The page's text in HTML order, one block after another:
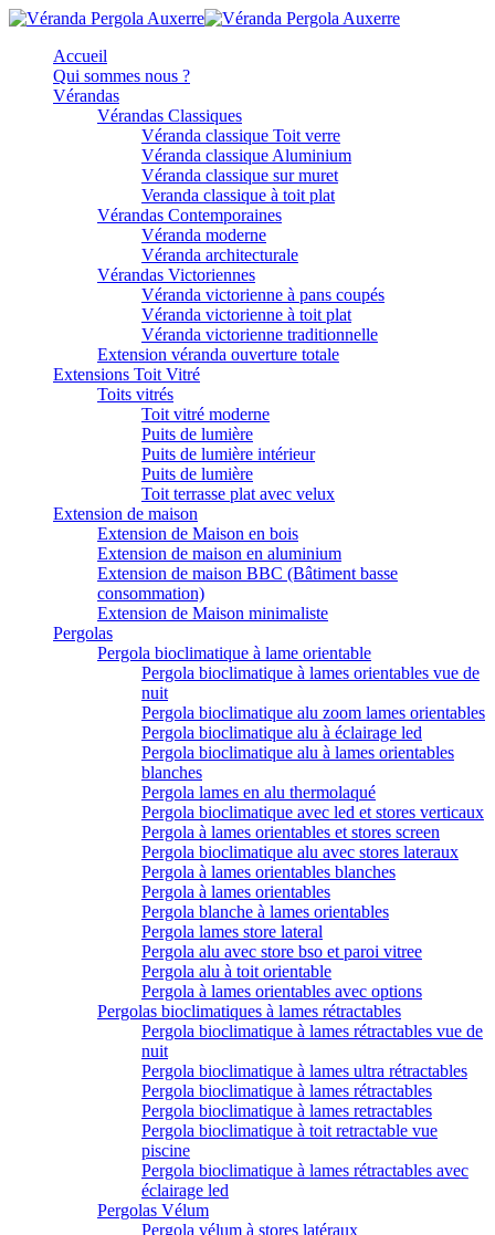
Accueil
Qui sommes nous ?
Vérandas
Vérandas Classiques
Véranda classique Toit verre
Véranda classique Aluminium
Véranda classique sur muret
Veranda classique à toit plat
Vérandas Contemporaines
Véranda moderne
Véranda architecturale
Vérandas Victoriennes
Véranda victorienne à pans coupés
Véranda victorienne à toit plat
Véranda victorienne traditionnelle
Extension véranda ouverture totale
Extensions Toit Vitré
Toits vitrés
Toit vitré moderne
Puits de lumière
Puits de lumière intérieur
Puits de lumière
Toit terrasse plat avec velux
Extension de maison
Extension de Maison en bois
Extension de maison en aluminium
Extension de maison BBC (Bâtiment basse
consommation)
Extension de Maison minimaliste
Pergolas
Pergola bioclimatique à lame orientable
Pergola bioclimatique à lames orientables vue de
nuit
Pergola bioclimatique alu zoom lames orientables
Pergola bioclimatique alu à éclairage led
Pergola bioclimatique alu à lames orientables
blanches
Pergola lames en alu thermolaqué
Pergola bioclimatique avec led et stores verticaux
Pergola à lames orientables et stores screen
Pergola bioclimatique alu avec stores lateraux
Pergola à lames orientables blanches
Pergola à lames orientables
Pergola blanche à lames orientables
Pergola lames store lateral
Pergola alu avec store bso et paroi vitree
Pergola alu à toit orientable
Pergola à lames orientables avec options
Pergolas bioclimatiques à lames rétractables
Pergola bioclimatique à lames rétractables vue de
nuit
Pergola bioclimatique à lames ultra rétractables
Pergola bioclimatique à lames rétractables
Pergola bioclimatique à lames retractables
Pergola bioclimatique à toit retractable vue
piscine
Pergola bioclimatique à lames rétractables avec
éclairage led
Pergolas Vélum
Pergola vélum à stores latéraux